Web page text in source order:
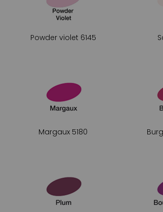
Powder violet 6145
Margaux 5180